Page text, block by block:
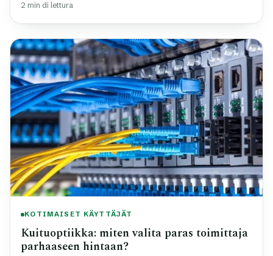
2 min di lettura
KOTIMAISET KÄYTTÄJÄT
Kuituoptiikka: miten valita paras toimittaja
parhaaseen hintaan?